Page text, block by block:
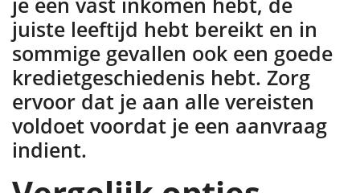
juiste leeftijd hebt bereikt en in
sommige gevallen ook een goede
kredietgeschiedenis hebt. Zorg
ervoor dat je aan alle vereisten
voldoet voordat je een aanvraag
indient.